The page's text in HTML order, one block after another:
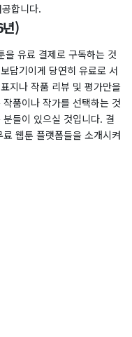
합니다.
)
을 유료 결제로 구독하는 것
답기이게 당연히 유료로 서
지나 작품 리뷰 및 평가만을
품이나 작가를 선택하는 것
들이 있으실 것입니다. 결
웹툰 플랫폼들을 소개시켜